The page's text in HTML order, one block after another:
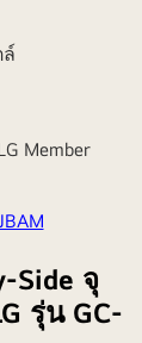
Member
Side จุ
รุ่น GC-